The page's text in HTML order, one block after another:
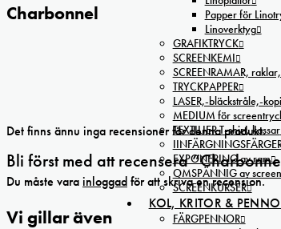
Papper för
Linoverktyg
GRAFIKTRYCK
SCREENKEMI
SCREENRAMAR,
TRYCKPAPPER
LASER,-bläckstråle,-
MEDIUM för
TEXTILIER T-shirt, kassar
EXPONERING av ram
OMSPÄNNIG av
SCREENKURSER
KOL, KRITOR &
FÄRGPENNOR
Charbonnel
Det finns ännu inga recensioner för denna produkt.
Bli först med att recensera
Du måste varainloggadför att skriva en recension.
Vi gillar även